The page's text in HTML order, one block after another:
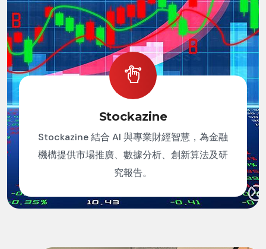
Stockazine
Stockazine 結合 AI 與專業財經智慧，為金融
機構提供市場推廣、數據分析、創新算法及研
究報告。